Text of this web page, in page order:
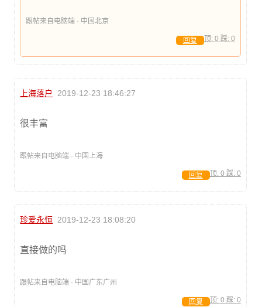
跟帖来自电脑端 · 中国北京
顶: 0 踩: 0
回复
上海落户 2019-12-23 18:46:27
很丰富
跟帖来自电脑端 · 中国上海
顶: 0 踩: 0
回复
珍爱永恒 2019-12-23 18:08:20
直接做的吗
跟帖来自电脑端 · 中国广东广州
顶: 0 踩: 0
回复